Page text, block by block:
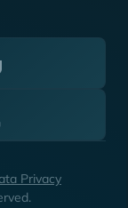
Privacy